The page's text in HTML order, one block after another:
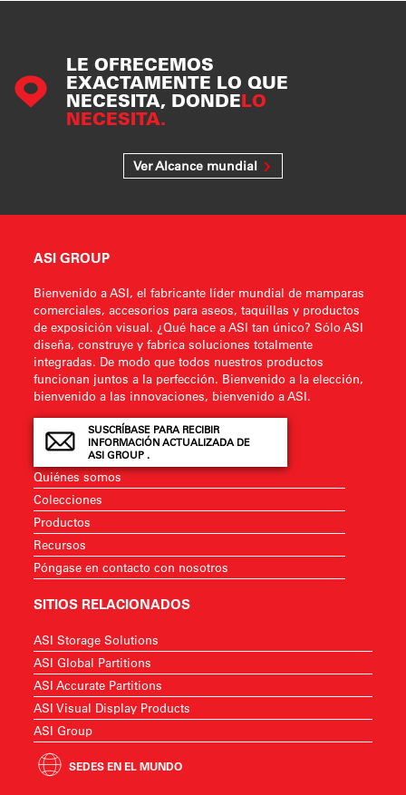
LE OFRECEMOS
EXACTAMENTE LO QUE
NECESITA, DONDELO
NECESITA.
Ver Alcance mundial
ASI GROUP
Bienvenido a ASI, el fabricante líder mundial de mamparas
comerciales, accesorios para aseos, taquillas y productos
de exposición visual. ¿Qué hace a ASI tan único? Sólo ASI
diseña, construye y fabrica soluciones totalmente
integradas. De modo que todos nuestros productos
funcionan juntos a la perfección. Bienvenido a la elección,
bienvenido a las innovaciones, bienvenido a ASI.
SUSCRÍBASE PARA RECIBIR
INFORMACIÓN ACTUALIZADA DE
ASI GROUP .
Quiénes somos
Colecciones
Productos
Recursos
Póngase en contacto con nosotros
SITIOS RELACIONADOS
ASI Storage Solutions
ASI Global Partitions
ASI Accurate Partitions
ASI Visual Display Products
ASI Group
SEDES EN EL MUNDO